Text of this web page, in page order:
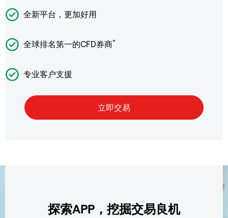
全新平台，更加好用
全球排名第一的CFD券商*
专业客户支援
探索APP，挖掘交易良机